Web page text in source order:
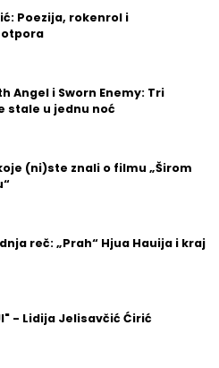
Poezija, rokenrol i
Angel i Sworn Enemy: Tri
stale u jednu noć
(ni)ste znali o filmu „Širom
reč: „Prah“ Hjua Hauija i kraj
- Lidija Jelisavčić Ćirić